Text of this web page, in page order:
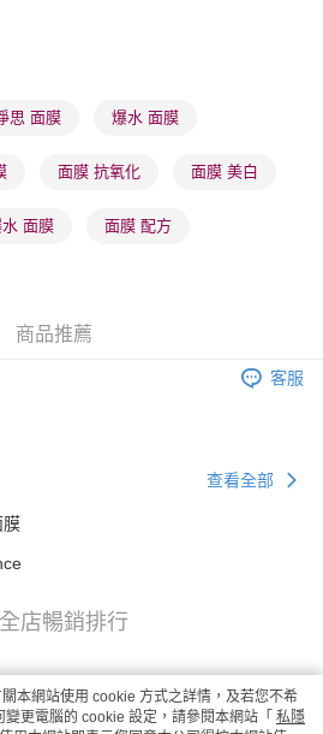
或以上免運費
。確認發貨後2-5個工作天到店，3天內
或以上免運費
或以上免運費
運費表
思 面膜 爆水 面膜
面膜 抗氧化 面膜 美白
面膜 面膜 配方
商品推薦
客服
查看全部
膜
全店暢銷排行
本網站使用 cookie 方式之詳情，及若您不希
更電腦的 cookie 設定，請參閱本網站「 私隱